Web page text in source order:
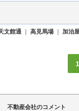
文館通 ｜ 高見馬場 ｜ 加治
1
不動産会社のコメント